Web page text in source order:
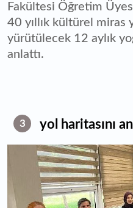
Fakültesi Öğretim
40 yıllık kültürel miras
yürütülecek 12 aylık
anlattı.
3 yol haritasını